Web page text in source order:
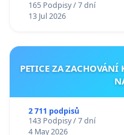
165 Podpisy / 7 dní
13 Jul 2026
PETICE ZA ZACHOVÁNÍ
2 711 podpisů
143 Podpisy / 7 dní
4 May 2026